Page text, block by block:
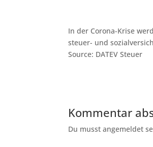
In der Corona-Krise
steuer- und
Source: DATEV Steuer
Kommentar
Du musst angemeldet